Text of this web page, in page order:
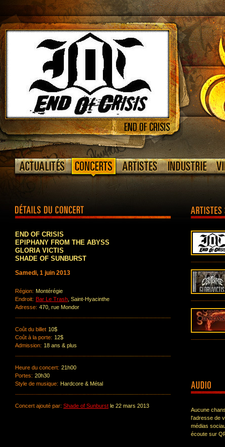
END OF CRISIS
EPIPHANY FROM THE ABYSS
GLORIA VICTIS
SHADE OF SUNBURST
Samedi, 1 juin 2013
Région: Montérégie
Endroit: Bar Le Trash , Saint-Hyacinthe
Adresse: 470, rue Mondor
Coût du billet 10$
Coût à la porte: 12$
Admission: 18 ans & plus
Heure du concert: 21h00
Portes: 20h30
Style de musique: Hardcore & Métal
Concert ajouté par: Shade of Sunburst le 22 mars 2013
Aucune
l'adresse de
médias
écoute sur